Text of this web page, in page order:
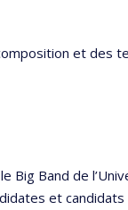
et des
Big Band de
et